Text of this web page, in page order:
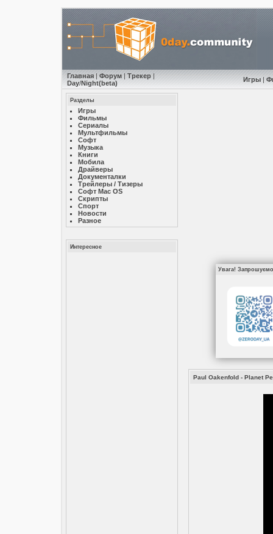
Главная| Форум| Трекер|
Day/Night(beta) Игры|
Разделы
Игры
Фильмы
Сериалы
Мультфильмы
Софт
Музыкa
Книги
Мобила
Драйверы
Документалки
Трейлеры / Тизеры
Софт Mac OS
Скрипты
Спорт
Новости
Разное
Интересное
Увага! Запрошуємо
Paul Oakenfold - Planet